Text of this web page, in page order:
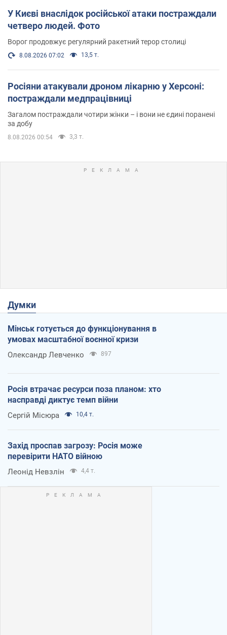
У Києві внаслідок російської атаки постраждали
четверо людей. Фото
Ворог продовжує регулярний ракетний терор столиці
8.08.2026 07:02 13,5 т.
Росіяни атакували дроном лікарню у Херсоні:
постраждали медпрацівниці
Загалом постраждали чотири жінки – і вони не єдині поранені
за добу
8.08.2026 00:54 3,3 т.
Думки
Мінськ готується до функціонування в
умовах масштабної воєнної кризи
Олександр Левченко 897
Росія втрачає ресурси поза планом: хто
насправді диктує темп війни
Сергій Місюра 10,4 т.
Захід проспав загрозу: Росія може
перевірити НАТО війною
Леонід Невзлін 4,4 т.